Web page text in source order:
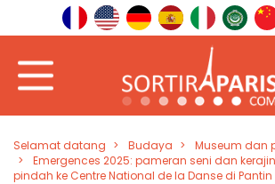
Selamat datang Budaya
Museum dan
Emergences 2025: pameran seni dan
pindah ke Centre National de la Danse di Pantin